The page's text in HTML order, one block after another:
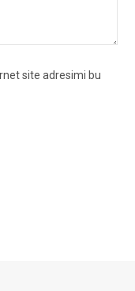
site adresimi bu